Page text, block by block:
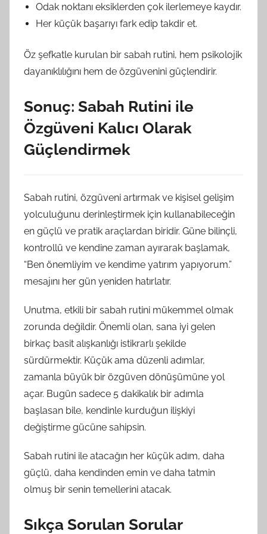
Odak noktanı eksiklerden çok ilerlemeye kaydır.
Her küçük başarıyı fark edip takdir et.
Öz şefkatle kurulan bir sabah rutini, hem psikolojik
dayanıklılığını hem de özgüvenini güçlendirir.
Sonuç: Sabah Rutini ile
Özgüveni Kalıcı Olarak
Güçlendirmek
Sabah rutini, özgüveni artırmak ve kişisel gelişim
yolculuğunu derinleştirmek için kullanabileceğin
en güçlü ve pratik araçlardan biridir. Güne bilinçli,
kontrollü ve kendine zaman ayırarak başlamak,
“Ben önemliyim ve kendime yatırım yapıyorum.”
mesajını her gün yeniden hatırlatır.
Unutma, etkili bir sabah rutini mükemmel olmak
zorunda değildir. Önemli olan, sana iyi gelen
birkaç basit alışkanlığı istikrarlı şekilde
sürdürmektir. Küçük ama düzenli adımlar,
zamanla büyük bir özgüven dönüşümüne yol
açar. Bugün sadece 5 dakikalık bir adımla
başlasan bile, kendinle kurduğun ilişkiyi
değiştirme gücüne sahipsin.
Sabah rutini ile atacağın her küçük adım, daha
güçlü, daha kendinden emin ve daha tatmin
olmuş bir senin temellerini atacak.
Sıkça Sorulan Sorular